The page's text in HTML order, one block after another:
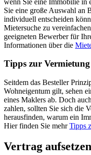
Sie eine große Auswahl an
individuell entscheiden
Mietersuche zu
geeigneten Bewerber für
Informationen über die
Tipps zur Vermietung
Seitdem das Besteller
Wohneigentum gilt, sehen
eines Maklers ab. Doch
zahlen, sollten Sie sich die
herausfinden, warum ein
Hier finden Sie mehrTipps
Vertrag aufsetzen